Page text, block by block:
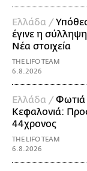
Ελλάδα /
έγινε η
Νέα στοιχεία
THE LIFO TEAM
6.8.2026
Ελλάδα /Φωτιά
Κεφαλονιά:
44χρονος
THE LIFO TEAM
6.8.2026